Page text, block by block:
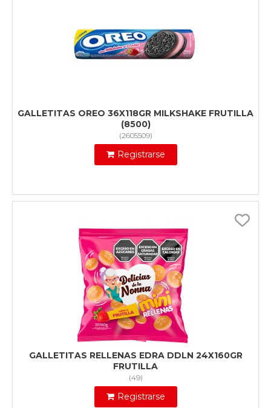
GALLETITAS OREO 36X118GR MILKSHAKE FRUTILLA
(8500)
(2605509)
Registrarse
GALLETITAS RELLENAS EDRA DDLN 24X160GR
FRUTILLA
(49)
Registrarse